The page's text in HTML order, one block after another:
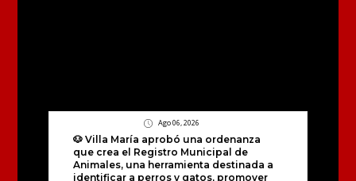
Ago 06, 2026
🐶 Villa María aprobó una ordenanza
que crea el Registro Municipal de
Animales, una herramienta destinada a
identificar a perros y gatos, promover